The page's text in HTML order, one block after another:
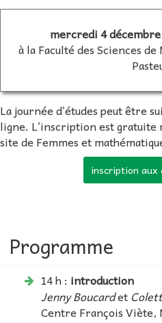
mercredi 4
à la Faculté des Sciences
La journée d’études peut être
ligne. L’inscription est gratuite
site de Femmes et
inscription aux
Programme
14 h : introduction
Jenny Boucardet
Centre François Viète,